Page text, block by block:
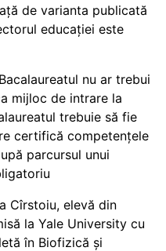
de varianta publicată
educației este
nu ar trebui
mijloc de intrare la
trebuie să fie
certifică competențele
parcursul unui
Cîrstoiu, elevă din
la Yale University cu
în Biofizică și